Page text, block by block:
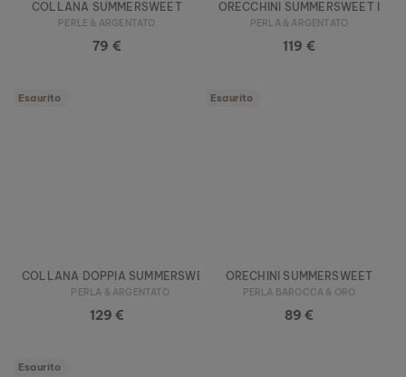
COLLANA SUMMERSWEET
PERLE & ARGENTATO
79 €
ORECCHINI SUMMERSWEET I
PERLA & ARGENTATO
119 €
Esaurito
COLLANA DOPPIA SUMMERSWEET
PERLA & ARGENTATO
129 €
Esaurito
ORECHINI SUMMERSWEET
PERLA BAROCCA & ORO
89 €
Esaurito